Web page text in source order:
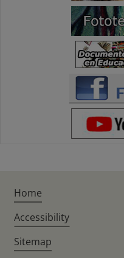
Home
Accessibility
Sitemap